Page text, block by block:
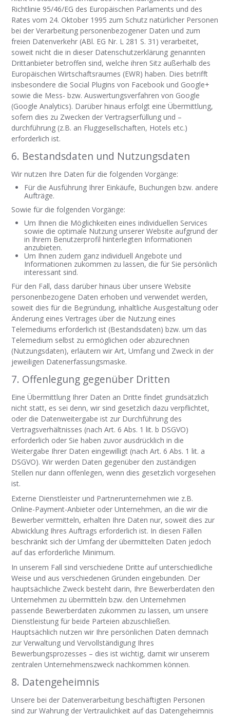
Richtlinie 95/46/EG des Europäischen Parlaments und des
Rates vom 24. Oktober 1995 zum Schutz natürlicher Personen
bei der Verarbeitung personenbezogener Daten und zum
freien Datenverkehr (ABl. EG Nr. L 281 S. 31) verarbeitet,
soweit nicht die in dieser Datenschutzerklärung genannten
Drittanbieter betroffen sind, welche ihren Sitz außerhalb des
Europäischen Wirtschaftsraumes (EWR) haben. Dies betrifft
insbesondere die Social Plugins von Facebook und Google+
sowie die Mess- bzw. Auswertungsverfahren von Google
(Google Analytics). Darüber hinaus erfolgt eine Übermittlung,
sofern dies zu Zwecken der Vertragserfüllung und –
durchführung (z.B. an Fluggesellschaften, Hotels etc.)
erforderlich ist.
6. Bestandsdaten und Nutzungsdaten
Wir nutzen Ihre Daten für die folgenden Vorgänge:
Für die Ausführung Ihrer Einkäufe, Buchungen bzw. andere
Aufträge.
Sowie für die folgenden Vorgänge:
Um Ihnen die Möglichkeiten eines individuellen Services
sowie die optimale Nutzung unserer Website aufgrund der
in Ihrem Benutzerprofil hinterlegten Informationen
anzubieten.
Um Ihnen zudem ganz individuell Angebote und
Informationen zukommen zu lassen, die für Sie persönlich
interessant sind.
Für den Fall, dass darüber hinaus über unsere Website
personenbezogene Daten erhoben und verwendet werden,
soweit dies für die Begründung, inhaltliche Ausgestaltung oder
Änderung eines Vertrages über die Nutzung eines
Telemediums erforderlich ist (Bestandsdaten) bzw. um das
Telemedium selbst zu ermöglichen oder abzurechnen
(Nutzungsdaten), erläutern wir Art, Umfang und Zweck in der
jeweiligen Datenerfassungsmaske.
7. Offenlegung gegenüber Dritten
Eine Übermittlung Ihrer Daten an Dritte findet grundsätzlich
nicht statt, es sei denn, wir sind gesetzlich dazu verpflichtet,
oder die Datenweitergabe ist zur Durchführung des
Vertragsverhältnisses (nach Art. 6 Abs. 1 lit. b DSGVO)
erforderlich oder Sie haben zuvor ausdrücklich in die
Weitergabe Ihrer Daten eingewilligt (nach Art. 6 Abs. 1 lit. a
DSGVO). Wir werden Daten gegenüber den zuständigen
Stellen nur dann offenlegen, wenn dies gesetzlich vorgesehen
ist.
Externe Dienstleister und Partnerunternehmen wie z.B.
Online-Payment-Anbieter oder Unternehmen, an die wir die
Bewerber vermitteln, erhalten Ihre Daten nur, soweit dies zur
Abwicklung Ihres Auftrags erforderlich ist. In diesen Fällen
beschränkt sich der Umfang der übermittelten Daten jedoch
auf das erforderliche Minimum.
In unserem Fall sind verschiedene Dritte auf unterschiedliche
Weise und aus verschiedenen Gründen eingebunden. Der
hauptsächliche Zweck besteht darin, Ihre Bewerberdaten den
Unternehmen zu übermitteln bzw. den Unternehmen
passende Bewerberdaten zukommen zu lassen, um unsere
Dienstleistung für beide Parteien abzuschließen.
Hauptsächlich nutzen wir Ihre persönlichen Daten demnach
zur Verwaltung und Vervollständigung Ihres
Bewerbungsprozesses – dies ist wichtig, damit wir unserem
zentralen Unternehmenszweck nachkommen können.
8. Datengeheimnis
Unsere bei der Datenverarbeitung beschäftigten Personen
sind zur Wahrung der Vertraulichkeit auf das Datengeheimnis